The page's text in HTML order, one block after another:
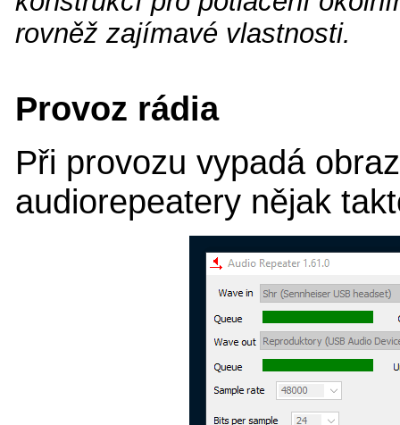
rovněž zajímavé vlastnosti.
Provoz rádia
Při provozu vypadá
audiorepeatery nějak